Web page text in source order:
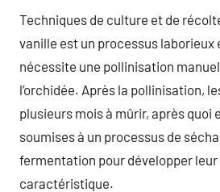
Techniques de culture et de
vanille est un processus laborieux
nécessite une pollinisation
l’orchidée. Après la pollinisation,
plusieurs mois à mûrir, après quoi
soumises à un processus de
fermentation pour développer leur
caractéristique.